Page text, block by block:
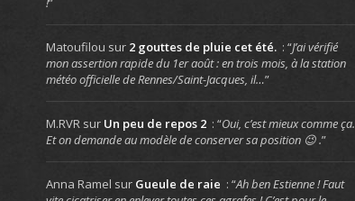
Matoufilou sur 2 gouttes de pluie cet été. : “J’ai vérifié
mon assertion rapide du 1er août : en trois mois, à la station
météo officielle de Rennes/Saint-Jacques, il…”
M.RVRsur Un peu de repos 2 : “Oui, c’est mieux comme ça.
Et on demande au modèle de conserver sa position 😉 .”
Anna Ramel sur Gueule de raie : “Ah ben Estienne ! Faut